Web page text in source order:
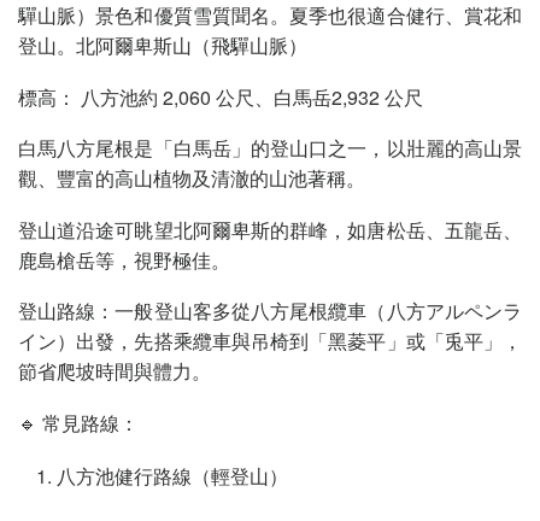
驒山脈）景色和優質雪質聞名。夏季也很適合健行、賞花和
登山。北阿爾卑斯山（飛驒山脈）
標高： 八方池約 2,060 公尺、白馬岳2,932 公尺
白馬八方尾根是「白馬岳」的登山口之一，以壯麗的高山景
觀、豐富的高山植物及清澈的山池著稱。
登山道沿途可眺望北阿爾卑斯的群峰，如唐松岳、五龍岳、
鹿島槍岳等，視野極佳。
登山路線：一般登山客多從八方尾根纜車（八方アルペンラ
イン）出發，先搭乘纜車與吊椅到「黑菱平」或「兎平」，
節省爬坡時間與體力。
🔹 常見路線：
八方池健行路線（輕登山）